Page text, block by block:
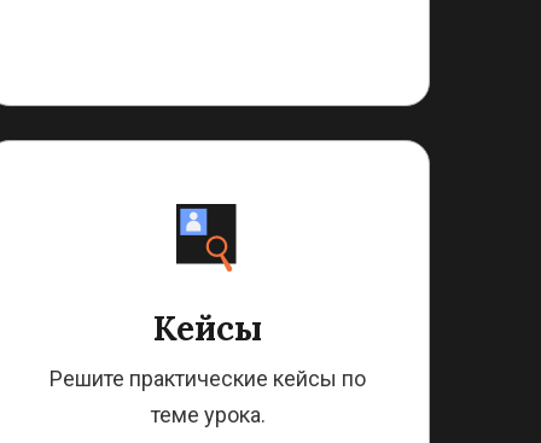
Кейсы
Решите практические кейсы по
теме урока.